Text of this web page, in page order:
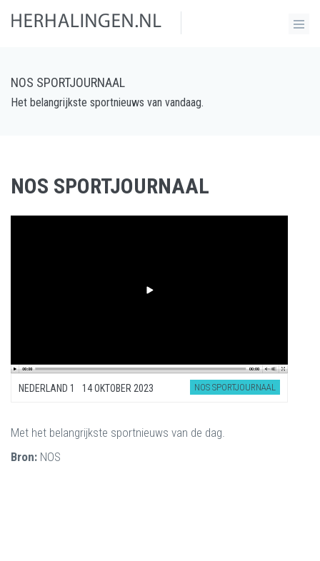
NOS SPORTJOURNAAL
Het belangrijkste sportnieuws van vandaag.
NOS SPORTJOURNAAL
NEDERLAND 1 14 OKTOBER 2023 NOS SPORTJOURNAAL
Met het belangrijkste sportnieuws van de dag.
Bron: NOS